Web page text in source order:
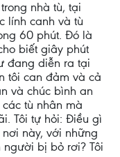
nhà tù, tại
lính canh và tù
60 phút. Ðó là
biết giây phút
đang diễn ra tại
tôi can đảm và cả
và chúc bình an
tù nhân mà
Tôi tự hỏi: Ðiều gì
này, với những
bị bỏ rơi? Tôi